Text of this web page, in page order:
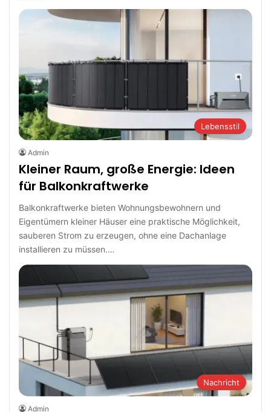
Lebensstil
Admin
Kleiner Raum, große Energie: Ideen
für Balkonkraftwerke
Balkonkraftwerke bieten Wohnungsbewohnern und
Eigentümern kleiner Häuser eine praktische Möglichkeit,
sauberen Strom zu erzeugen, ohne eine Dachanlage
installieren zu müssen.…
Nachricht
Admin